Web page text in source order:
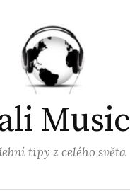
Music
tipy z celého světa